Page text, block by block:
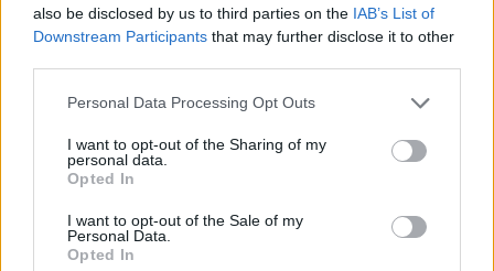
also be disclosed by us to third parties on the IAB’s List of
Downstream Participants that may further disclose it to other
Personal Data Processing Opt Outs
I want to opt-out of the Sharing of my
personal data.
Opted In
I want to opt-out of the Sale of my
Personal Data.
Opted In
Policie eskortovala 60 zadržených cizinců
27.9.2000 16:35 | PRAHA (ČIA)
protestních akcích v Praze, eskortovala dnes odpoledne
Policie ČR
Skupiny pro styk s veřejností PP ČR. S 31 cizinci bylo již zahájeno
řízení o správním vyhoštění.
KCP: Zápisky z mrtvého domu
27.9.2000 16:30 | PRAHA (EkoList)